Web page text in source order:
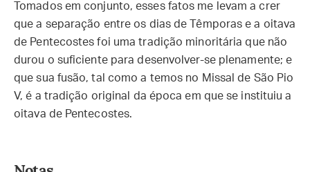
Tomados em conjunto, esses fatos me levam a crer
que a separação entre os dias de Têmporas e a oitava
de Pentecostes foi uma tradição minoritária que não
durou o suficiente para desenvolver-se plenamente; e
que sua fusão, tal como a temos no Missal de São Pio
V, é a tradição original da época em que se instituiu a
oitava de Pentecostes.